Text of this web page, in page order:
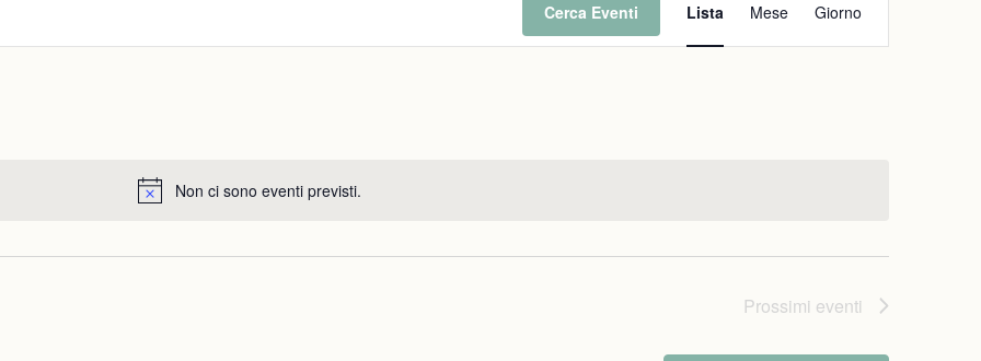
Notice
Non ci sono eventi previsti.
Cerca Eventi
Viste
Navigazione
Lista Mese Giorno
Prossimi eventi